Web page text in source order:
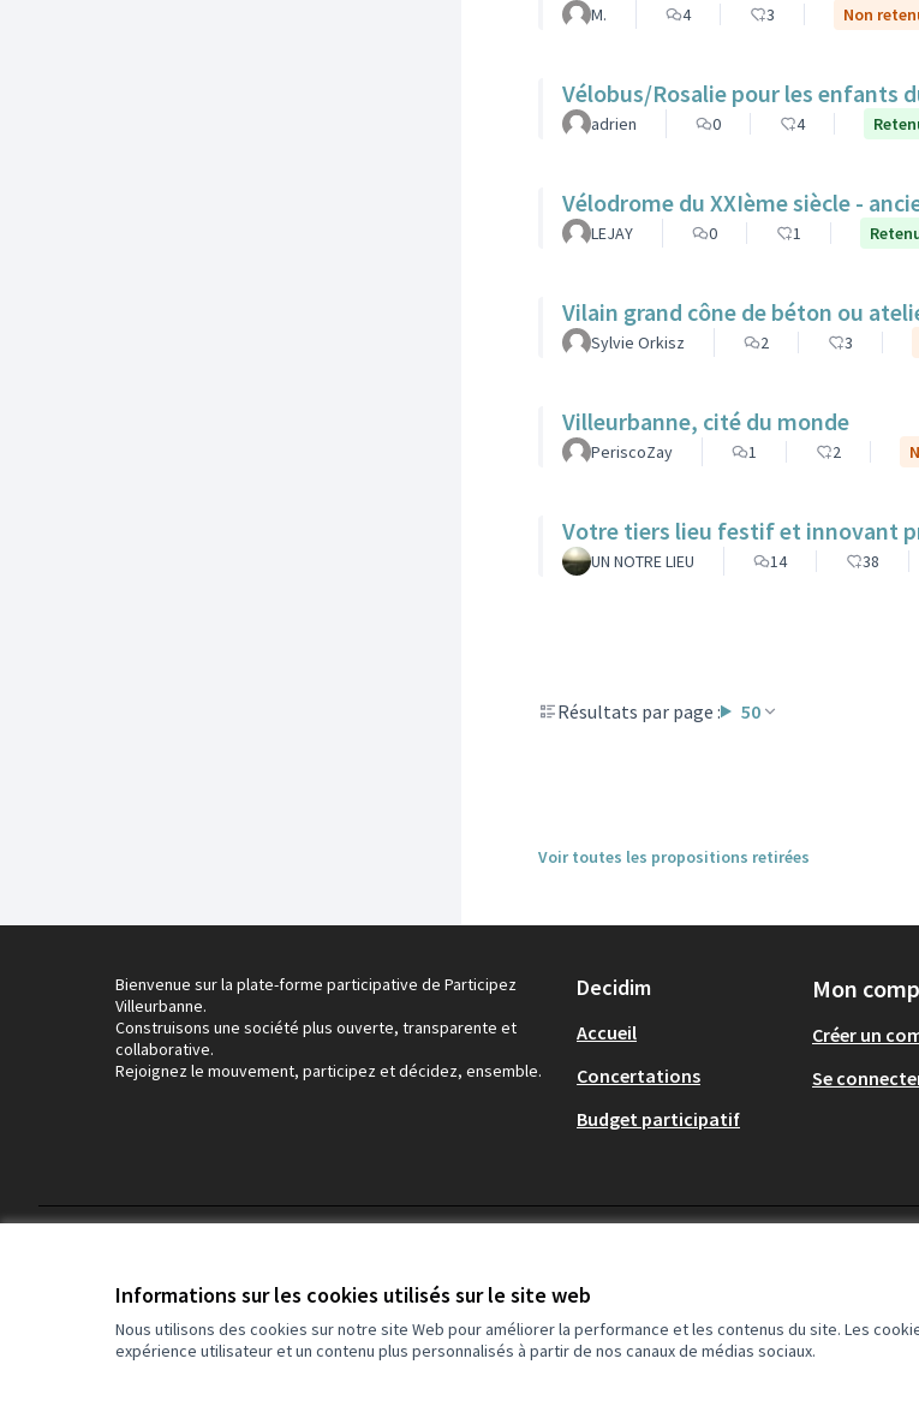
Informations sur les cookies utilisés sur le site web
Nous utilisons des cookies sur notre site Web pour améliorer la performance et les contenus du site. Les
expérience utilisateur et un contenu plus personnalisés à partir de nos canaux de médias sociaux.
M. 4 3 Non
Vélobus/Rosalie pour les enfants
adrien 0 4
Vélodrome du XXIème siècle -
LEJAY 0 1
Vilain grand cône de béton ou
Sylvie Orkisz 2 3
Villeurbanne, cité du monde
PeriscoZay 1 2
Votre tiers lieu festif et innovant
UN NOTRE LIEU 14 38
Résultats par page : 50
Voir toutes les propositions retirées
Bienvenue sur la plate-forme participative de Participez
Villeurbanne.
Construisons une société plus ouverte, transparente et
collaborative.
Rejoignez le mouvement, participez et décidez, ensemble.
Decidim
Accueil
Concertations
Budget participatif
Mon
Créer un
Se